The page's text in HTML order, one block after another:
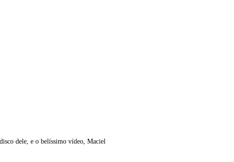
dele, e o belíssimo vídeo, Maciel